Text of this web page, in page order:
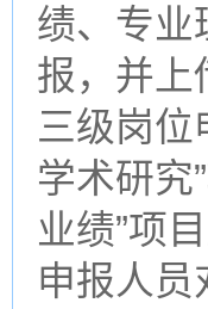
绩、专业
报，并上
三级岗位
学术研究
业绩”项
申报人